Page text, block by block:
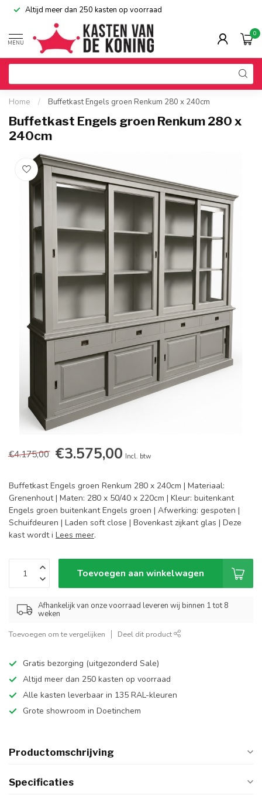
Altijd meer dan 250 kasten op voorraad
MENU
0
Home / Buffetkast Engels groen Renkum 280 x 240cm
Buffetkast Engels groen Renkum 280 x
240cm
€4.175,00 €3.575,00 Incl. btw
Buffetkast Engels groen Renkum 280 x 240cm | Materiaal:
Grenenhout | Maten: 280 x 50/40 x 220cm | Kleur: buitenkant
Engels groen buitenkant Engels groen | Afwerking: gespoten |
Schuifdeuren | Laden soft close | Bovenkast zijkant glas | Deze
kast wordt i Lees meer.
Toevoegen aan winkelwagen
Afhankelijk van onze voorraad leveren wij binnen 1 tot 8
weken
Toevoegen om te vergelijken Deel dit product
Gratis bezorging (uitgezonderd Sale)
Altijd meer dan 250 kasten op voorraad
Alle kasten leverbaar in 135 RAL-kleuren
Grote showroom in Doetinchem
Productomschrijving
Specificaties